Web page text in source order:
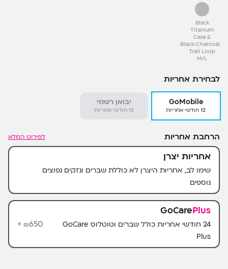
Black
Titanium
Case &
Black/Charcoal
Trail Loop
M/L
לבחירת אחריות
GoMobile
12 חודשי אחריות
יבואן רשמי
12 חודשי אחריות
הרחבת אחריות לפירוט המלא
אחריות יצרן
שימו לב, אחריות היצרן לא כוללת שברים ונזקים נפוצים
נוספים
GoCarePlus
24 חודשי אחריות כולל שברים וטוטלוס GoCare
Plus
₪650+